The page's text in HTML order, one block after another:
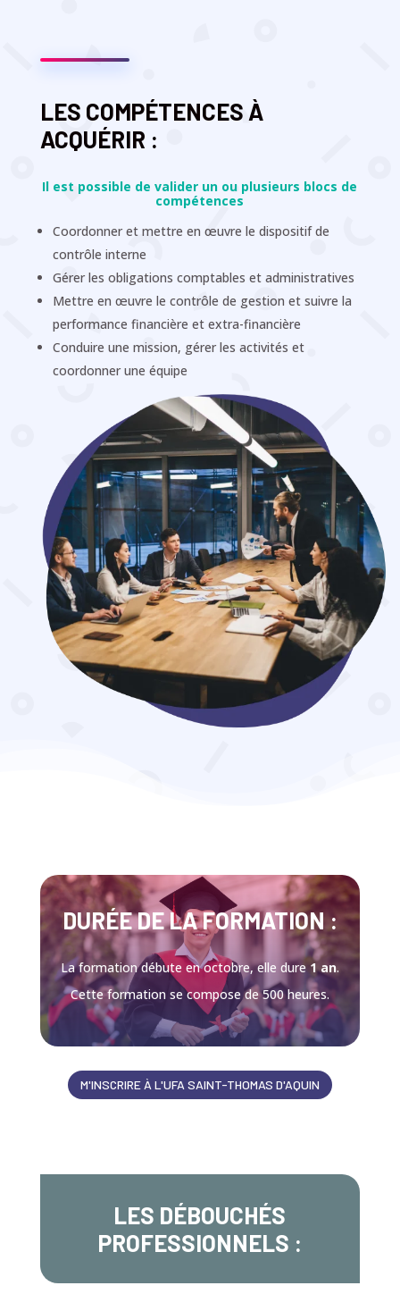
LES COMPÉTENCES À
ACQUÉRIR :
Il est possible de valider un ou plusieurs blocs de
compétences
Coordonner et mettre en œuvre le dispositif de
contrôle interne
Gérer les obligations comptables et administratives
Mettre en œuvre le contrôle de gestion et suivre la
performance financière et extra-financière
Conduire une mission, gérer les activités et
coordonner une équipe
DURÉE DE LA FORMATION :
La formation débute en octobre, elle dure 1 an.
Cette formation se compose de 500 heures.
M'INSCRIRE À L'UFA SAINT-THOMAS D'AQUIN
LES DÉBOUCHÉS
PROFESSIONNELS :